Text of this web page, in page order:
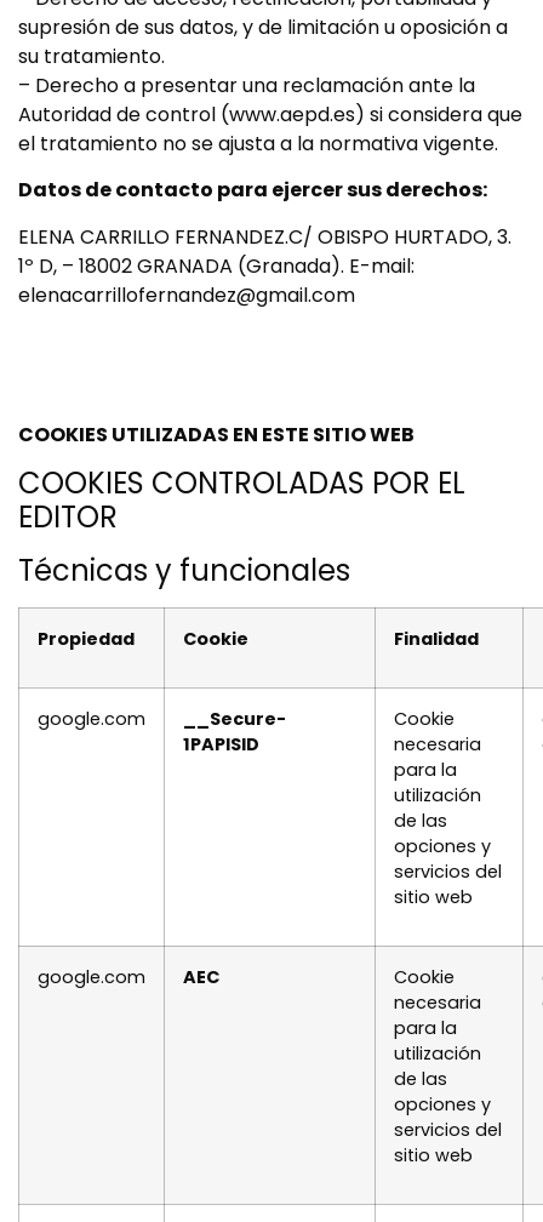
supresión de sus datos, y de limitación u oposición a
su tratamiento.
– Derecho a presentar una reclamación ante la
Autoridad de control (www.aepd.es) si considera que
el tratamiento no se ajusta a la normativa vigente.
Datos de contacto para ejercer sus derechos:
ELENA CARRILLO FERNANDEZ.C/ OBISPO HURTADO, 3.
1º D, – 18002 GRANADA (Granada). E-mail:
elenacarrillofernandez@gmail.com
COOKIES UTILIZADAS EN ESTE SITIO WEB
COOKIES CONTROLADAS POR EL
EDITOR
Técnicas y funcionales
Propiedad Cookie Finalidad
google.com
__Secure-
1PAPISID
Cookie
necesaria
para la
utilización
de las
opciones y
servicios del
sitio web
google.com AEC
Cookie
necesaria
para la
utilización
de las
opciones y
servicios del
sitio web